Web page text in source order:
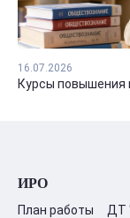
16.07.2026
Курсы повышения
ИРО
План работы ДТ